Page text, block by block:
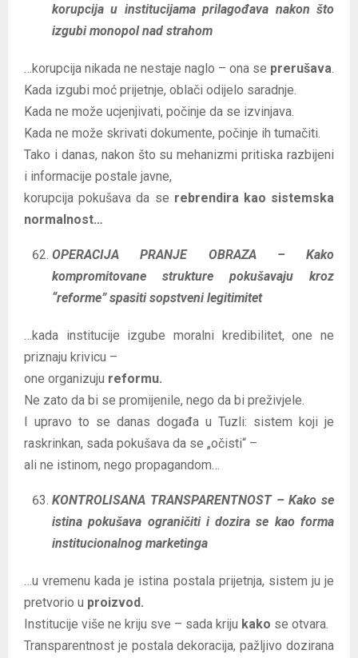
korupcija u institucijama prilagođava nakon što
izgubi monopol nad strahom
…korupcija nikada ne nestaje naglo – ona se prerušava
Kada izgubi moć prijetnje, oblači odijelo saradnje.
Kada ne može ucjenjivati, počinje da se izvinjava.
Kada ne može skrivati dokumente, počinje ih tumačiti.
Tako i danas, nakon što su mehanizmi pritiska razbijeni
i informacije postale javne,
korupcija pokušava da se rebrendira kao sistemska
normalnost…
OPERACIJA PRANJE OBRAZA – Kako
kompromitovane strukture pokušavaju kroz
“reforme” spasiti sopstveni legitimitet
…kada institucije izgube moralni kredibilitet, one ne
priznaju krivicu –
one organizuju reformu.
Ne zato da bi se promijenile, nego da bi preživjele.
I upravo to se danas događa u Tuzli: sistem koji je
raskrinkan, sada pokušava da se „očisti“ –
ali ne istinom, nego propagandom…
KONTROLISANA TRANSPARENTNOST – Kako se
istina pokušava ograničiti i dozira se kao forma
institucionalnog marketinga
…u vremenu kada je istina postala prijetnja, sistem ju je
pretvorio u proizvod.
Institucije više ne kriju sve – sada kriju kako se otvara.
Transparentnost je postala dekoracija, pažljivo dozirana